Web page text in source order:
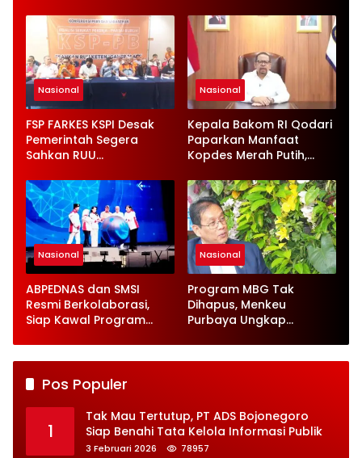
Nasional
FSP FARKES KSPI Desak
Pemerintah Segera
Sahkan RUU
Nasional
Kepala Bakom RI Qodari
Paparkan Manfaat
Kopdes Merah Putih,
Kerja
Nasional
ABPEDNAS dan SMSI
Resmi Berkolaborasi,
Siap Kawal Program
Nasional
Program MBG Tak
Dihapus, Menkeu
Purbaya Ungkap
besaran
Pos Populer
1
Tak Mau Tertutup, PT ADS Bojonegoro
Siap Benahi Tata Kelola Informasi Publik
3 Februari 2026 78957